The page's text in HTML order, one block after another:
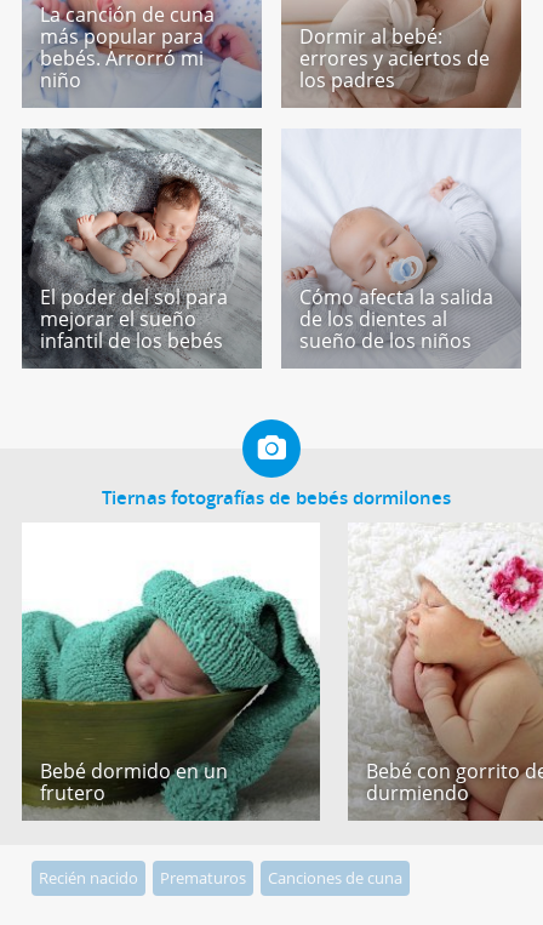
La canción de cuna
más popular para
bebés. Arrorró mi
niño
Dormir al bebé:
errores y aciertos de
los padres
El poder del sol para
mejorar el sueño
infantil de los bebés
Cómo afecta la salida
de los dientes al
sueño de los niños
Tiernas fotografías de bebés dormilones
Bebé dormido en un
frutero
Bebé con gorrito
durmiendo
Recién nacido Prematuros Canciones de cuna